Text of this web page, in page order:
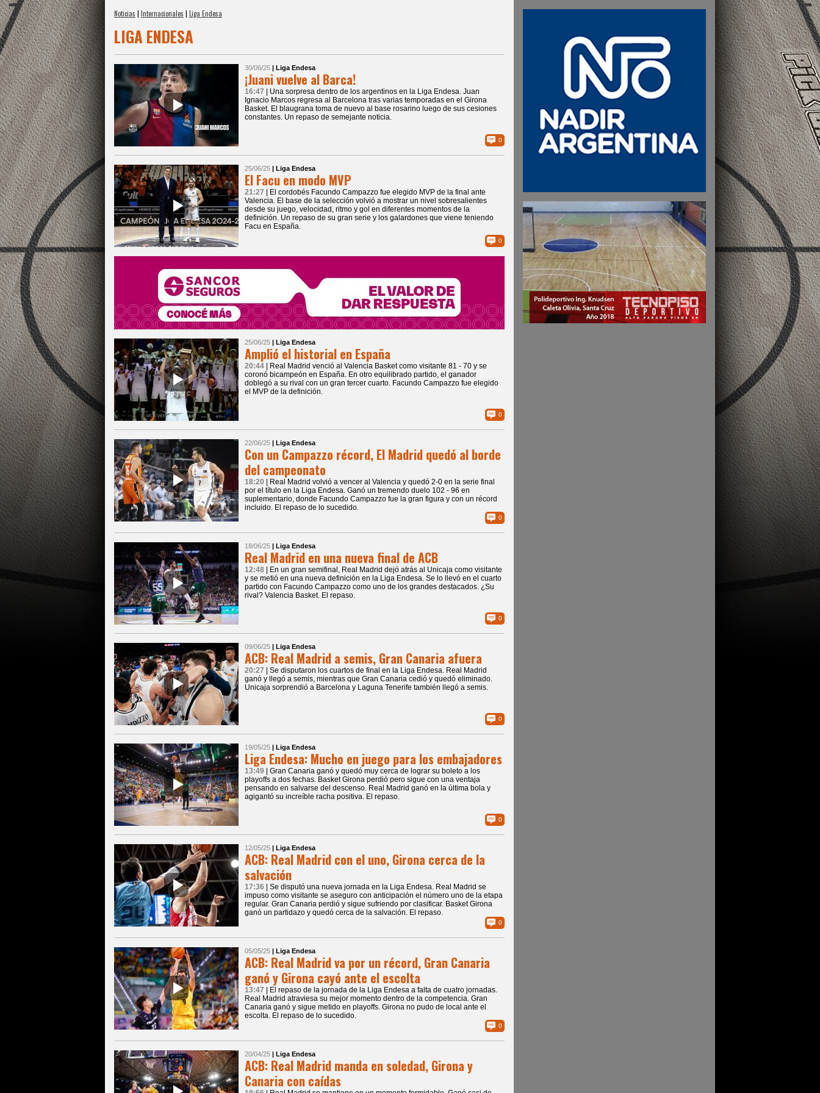
Noticias | Internacionales | Liga Endesa
LIGA ENDESA
30/06/25 | Liga Endesa
¡Juani vuelve al Barca!
16:47
| Una sorpresa dentro de los argentinos en la Liga Endesa. Juan
Ignacio Marcos regresa al Barcelona tras varias temporadas en el Girona
Basket. El blaugrana toma de nuevo al base rosarino luego de sus cesiones
constantes. Un repaso de semejante noticia.
0
25/06/25 | Liga Endesa
El Facu en modo MVP
21:27
| El cordobés Facundo Campazzo fue elegido MVP de la final ante
Valencia. El base de la selección volvió a mostrar un nivel sobresalientes
desde su juego, velocidad, ritmo y gol en diferentes momentos de la
definición. Un repaso de su gran serie y los galardones que viene teniendo
Facu en España.
0
25/06/25 | Liga Endesa
Amplió el historial en España
20:44
| Real Madrid venció al Valencia Basket como visitante 81 - 70 y se
coronó bicampeón en España. En otro equilibrado partido, el ganador
doblegó a su rival con un gran tercer cuarto. Facundo Campazzo fue elegido
el MVP de la definición.
0
22/06/25 | Liga Endesa
Con un Campazzo récord, El Madrid quedó al borde
del campeonato
18:20
| Real Madrid volvió a vencer al Valencia y quedó 2-0 en la serie final
por el título en la Liga Endesa. Ganó un tremendo duelo 102 - 96 en
suplementario, donde Facundo Campazzo fue la gran figura y con un récord
incluido. El repaso de lo sucedido.
0
18/06/25 | Liga Endesa
Real Madrid en una nueva final de ACB
12:48
| En un gran semifinal, Real Madrid dejó atrás al Unicaja como visitante
y se metió en una nueva definición en la Liga Endesa. Se lo llevó en el cuarto
partido con Facundo Campazzo como uno de los grandes destacados. ¿Su
rival? Valencia Basket. El repaso.
0
09/06/25 | Liga Endesa
ACB: Real Madrid a semis, Gran Canaria afuera
20:27
| Se disputaron los cuartos de final en la Liga Endesa. Real Madrid
ganó y llegó a semis, mientras que Gran Canaria cedió y quedó eliminado.
Unicaja sorprendió a Barcelona y Laguna Tenerife también llegó a semis.
0
19/05/25 | Liga Endesa
Liga Endesa: Mucho en juego para los embajadores
13:49
| Gran Canaria ganó y quedó muy cerca de lograr su boleto a los
playoffs a dos fechas. Basket Girona perdió pero sigue con una ventaja
pensando en salvarse del descenso. Real Madrid ganó en la última bola y
agigantó su increíble racha positiva. El repaso.
0
12/05/25 | Liga Endesa
ACB: Real Madrid con el uno, Girona cerca de la
salvación
17:36
| Se disputó una nueva jornada en la Liga Endesa. Real Madrid se
impuso como visitante se aseguro con anticipación el número uno de la etapa
regular. Gran Canaria perdió y sigue sufriendo por clasificar. Basket Girona
ganó un partidazo y quedó cerca de la salvación. El repaso.
0
05/05/25 | Liga Endesa
ACB: Real Madrid va por un récord, Gran Canaria
ganó y Girona cayó ante el escolta
13:47
| El repaso de la jornada de la Liga Endesa a falta de cuatro jornadas.
Real Madrid atraviesa su mejor momento dentro de la competencia. Gran
Canaria ganó y sigue metido en playoffs. Girona no pudo de local ante el
escolta. El repaso de lo sucedido.
0
20/04/25 | Liga Endesa
ACB: Real Madrid manda en soledad, Girona y
Canaria con caídas